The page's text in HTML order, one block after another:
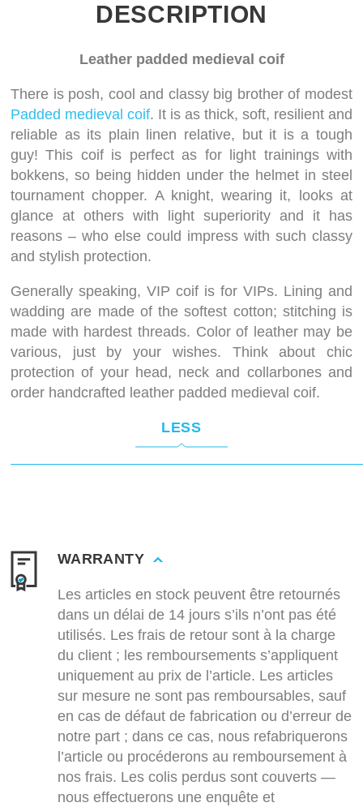
DESCRIPTION
Leather padded medieval coif
There is posh, cool and classy big brother of modest
Padded medieval coif. It is as thick, soft, resilient and
reliable as its plain linen relative, but it is a tough
guy! This coif is perfect as for light trainings with
bokkens, so being hidden under the helmet in steel
tournament chopper. A knight, wearing it, looks at
glance at others with light superiority and it has
reasons – who else could impress with such classy
and stylish protection.
Generally speaking, VIP coif is for VIPs. Lining and
wadding are made of the softest cotton; stitching is
made with hardest threads. Color of leather may be
various, just by your wishes. Think about chic
protection of your head, neck and collarbones and
order handcrafted leather padded medieval coif.
LESS
WARRANTY
Les articles en stock peuvent être retournés
dans un délai de 14 jours s’ils n’ont pas été
utilisés. Les frais de retour sont à la charge
du client ; les remboursements s’appliquent
uniquement au prix de l’article. Les articles
sur mesure ne sont pas remboursables, sauf
en cas de défaut de fabrication ou d’erreur de
notre part ; dans ce cas, nous refabriquerons
l’article ou procéderons au remboursement à
nos frais. Les colis perdus sont couverts —
nous effectuerons une enquête et